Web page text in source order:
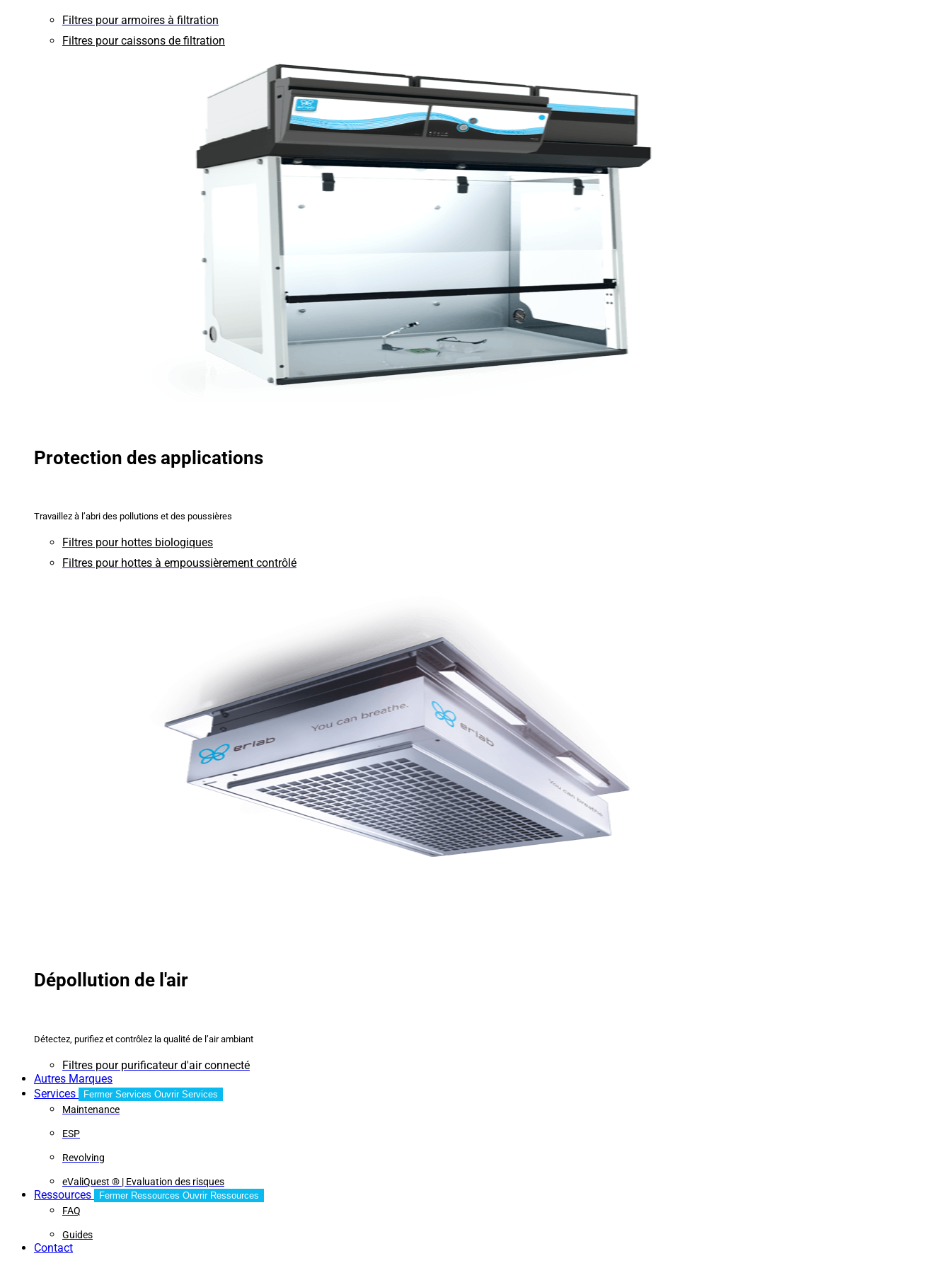
Filtres pour armoires à filtration
Filtres pour caissons de filtration
Protection des applications
Travaillez à l’abri des pollutions et des poussières
Filtres pour hottes biologiques
Filtres pour hottes à empoussièrement contrôlé
Dépollution de l'air
Détectez, purifiez et contrôlez la qualité de l’air ambiant
Filtres pour purificateur d'air connecté
Autres Marques
Services
Fermer Services Ouvrir Services
Maintenance
ESP
Revolving
eValiQuest ® | Evaluation des risques
Ressources Fermer Ressources Ouvrir Ressources
FAQ
Guides
Contact